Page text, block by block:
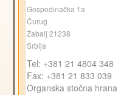
Gospodinačka 1a
Čurug
Žabalj 21238
Srbija
Tel: +381 21 4804 348
Fax: +381 21 833 039
Organska stočna hrana